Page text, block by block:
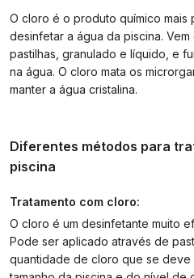
O cloro é o produto químico mais
desinfetar a água da piscina.
pastilhas, granulado e líquido, e
na água. O cloro mata os
manter a água cristalina.
Diferentes métodos para
piscina
Tratamento com cloro:
O cloro é um desinfetante muito
Pode ser aplicado através de
quantidade de cloro que se